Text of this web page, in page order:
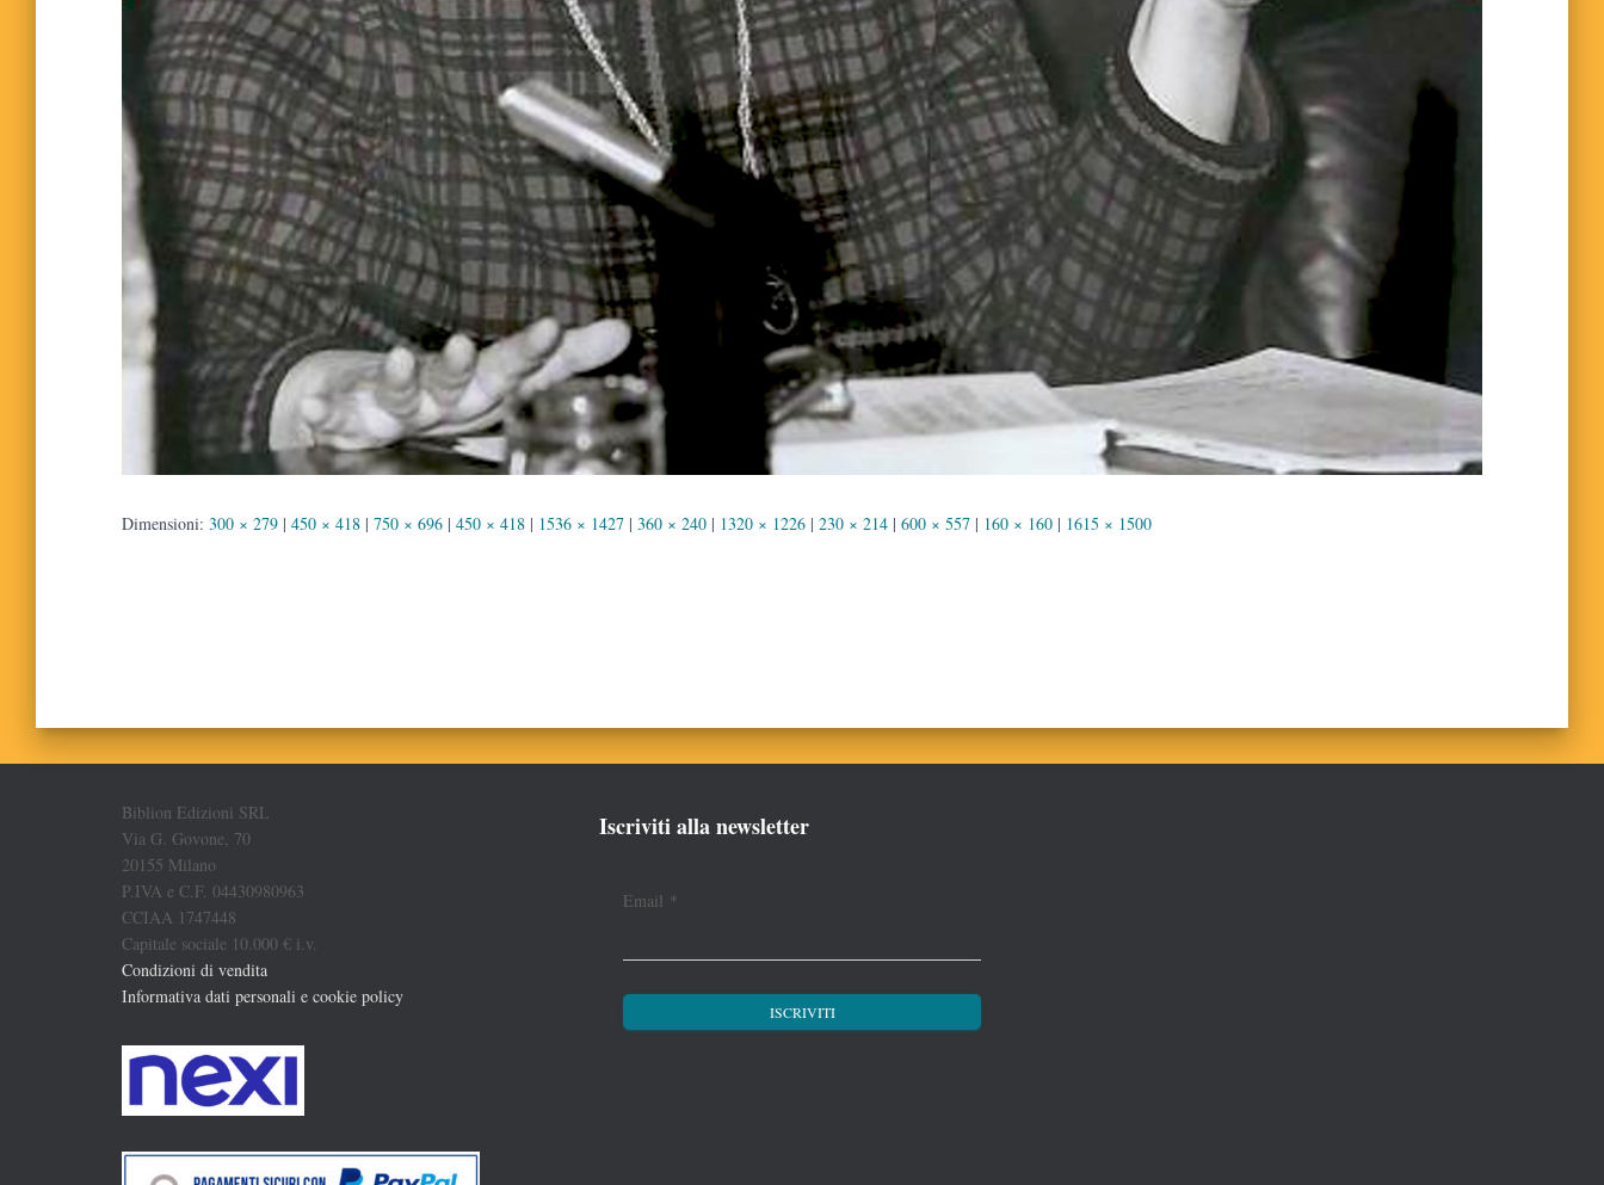
Dimensioni: 300 × 279 | 450 × 418 | 750 × 696 | 450 × 418 | 1536 × 1427 | 360 × 240 | 1320 × 1226 | 230 × 214 | 600 × 557 | 160 × 160 | 1615 × 1500
Biblion Edizioni SRL
Via G. Govone, 70
20155 Milano
P.IVA e C.F. 04430980963
CCIAA 1747448
Capitale sociale 10.000 € i.v.
Condizioni di vendita
Informativa dati personali e cookie policy
Iscriviti alla newsletter
Email *